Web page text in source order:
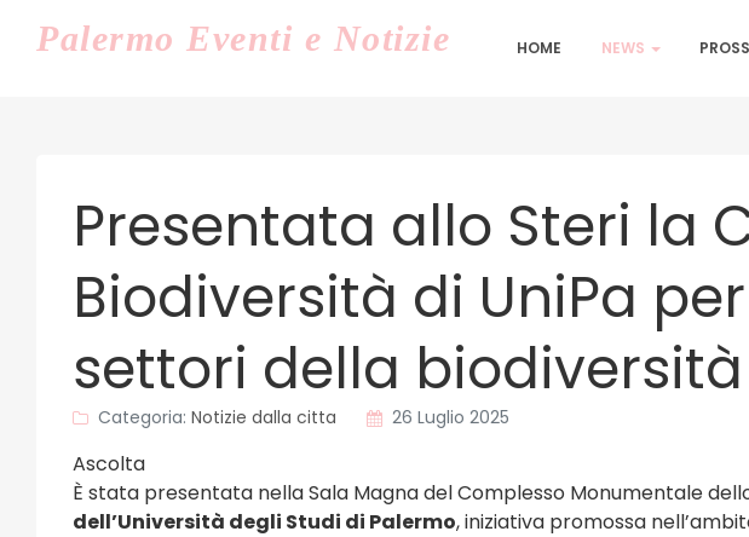
Palermo Eventi e Notizie HOME NEWS
Presentata allo Steri la
Biodiversità di UniPa
settori della
Categoria: Notizie dalla citta 26 Luglio 2025
Ascolta
È stata presentata nella Sala Magna del Complesso Monumentale
dell’Università degli Studi di Palermo, iniziativa promossa